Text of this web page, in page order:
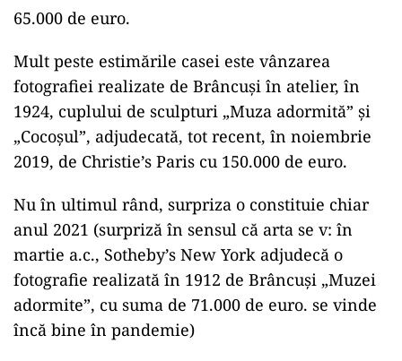
65.000 de euro.
Mult peste estimările casei este vânzarea
fotografiei realizate de Brâncuși în atelier, în
1924, cuplului de sculpturi „Muza adormită” și
„Cocoșul”, adjudecată, tot recent, în noiembrie
2019, de Christie’s Paris cu 150.000 de euro.
Nu în ultimul rând, surpriza o constituie chiar
anul 2021 (surpriză în sensul că arta se v: în
martie a.c., Sotheby’s New York adjudecă o
fotografie realizată în 1912 de Brâncuși „Muzei
adormite”, cu suma de 71.000 de euro. se vinde
încă bine în pandemie)